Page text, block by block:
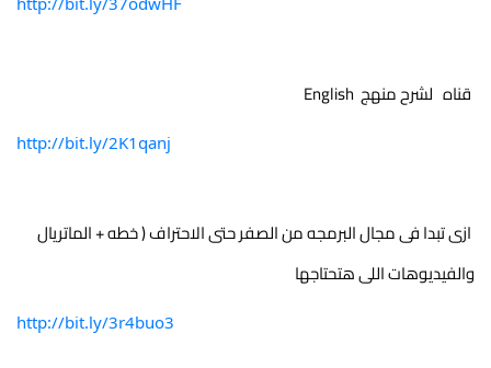
http://bit.ly/2K1qanj
والفيديوهات اللى هتحتاجها
http://bit.ly/3r4buo3